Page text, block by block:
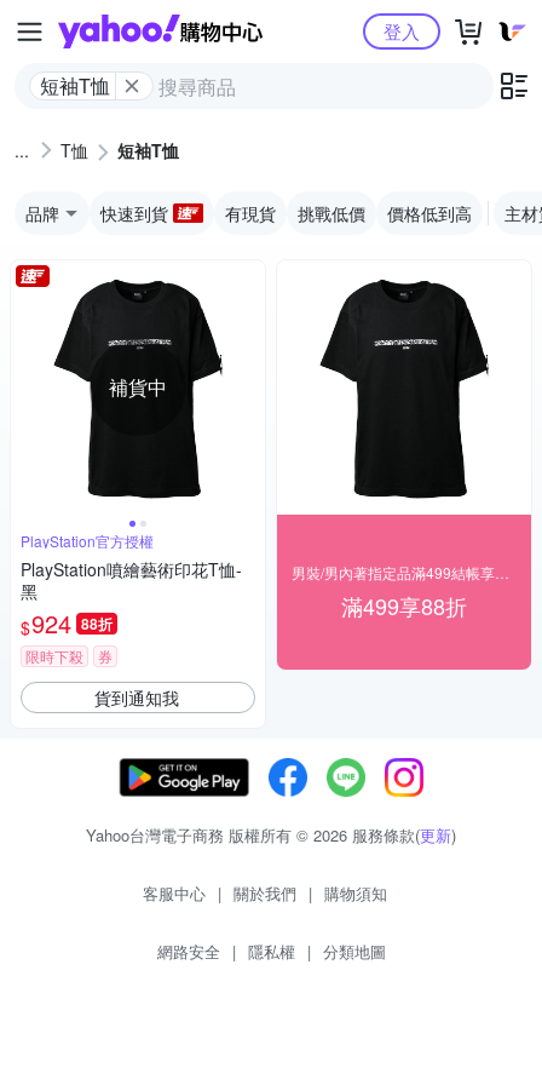
Yahoo購物中心
短袖T恤
登入
T恤 短袖T恤
品牌 快速到貨 有現貨 挑戰低價 價格低到高 主
補貨中
PlayStation官方授權
PlayStation噴繪藝術印花T恤-
黑
$924 88折
限時下殺 券
貨到通知我
滿499享88折
Yahoo台灣電子商務 版權所有 © 2026 服務條款(更新)
客服中心 | 關於我們 | 購物須知
網路安全 | 隱私權 | 分類地圖